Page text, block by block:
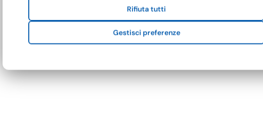
Rifiuta tutti
Gestisci preferenze